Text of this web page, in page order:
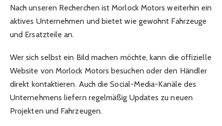
Nach unseren Recherchen ist Morlock Motors weiterhin ein
aktives Unternehmen und bietet wie gewohnt Fahrzeuge
und Ersatzteile an.
Wer sich selbst ein Bild machen möchte, kann die offizielle
Website von Morlock Motors besuchen oder den Händler
direkt kontaktieren. Auch die Social-Media-Kanäle des
Unternehmens liefern regelmäßig Updates zu neuen
Projekten und Fahrzeugen.